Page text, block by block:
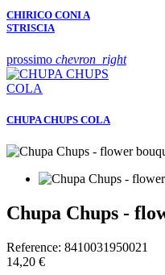
CHIRICO CONI A
STRISCIA
prossimo chevron_right
CHUPA CHUPS COLA
Chupa Chups -
Reference: 8410031950021
14,20 €